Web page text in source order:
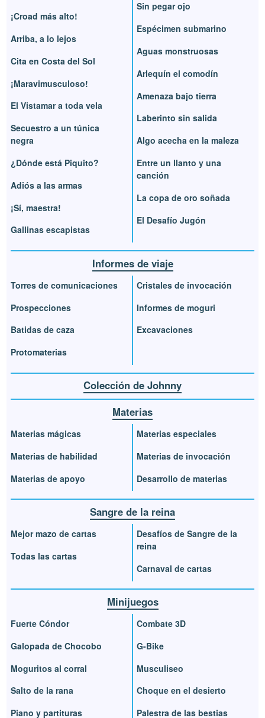
¡Croad más alto!
Arriba, a lo lejos
Cita en Costa del Sol
¡Maravimusculoso!
El Vistamar a toda vela
Secuestro a un túnica
negra
¿Dónde está Piquito?
Adiós a las armas
¡Sí, maestra!
Gallinas escapistas
Sin pegar ojo
Espécimen submarino
Aguas monstruosas
Arlequín el comodín
Amenaza bajo tierra
Laberinto sin salida
Algo acecha en la maleza
Entre un llanto y una
canción
La copa de oro soñada
El Desafío Jugón
Informes de viaje
Torres de comunicaciones
Prospecciones
Batidas de caza
Protomaterias
Cristales de invocación
Informes de moguri
Excavaciones
Colección de Johnny
Materias
Materias mágicas
Materias de habilidad
Materias de apoyo
Materias especiales
Materias de invocación
Desarrollo de materias
Sangre de la reina
Mejor mazo de cartas
Todas las cartas
Desafíos de Sangre de la
reina
Carnaval de cartas
Minijuegos
Fuerte Cóndor
Galopada de Chocobo
Moguritos al corral
Salto de la rana
Piano y partituras
Combate 3D
G-Bike
Musculiseo
Choque en el desierto
Palestra de las bestias